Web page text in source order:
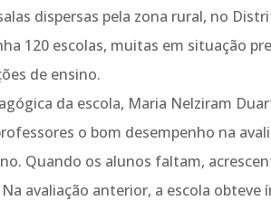
dispersas pela zona rural, no
120 escolas, muitas em situação
de ensino.
da escola, Maria Nelziram
o bom desempenho na
Quando os alunos faltam,
avaliação anterior, a escola obteve